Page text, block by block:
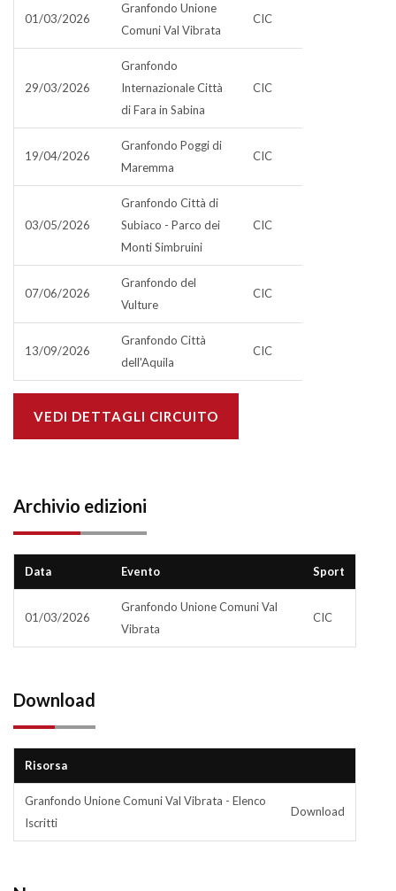
01/03/2026
Granfondo Unione
Comuni Val Vibrata
CIC
29/03/2026
Granfondo
Internazionale Città
di Fara in Sabina
CIC
19/04/2026
Granfondo Poggi di
Maremma
CIC
03/05/2026
Granfondo Città di
Subiaco - Parco dei
Monti Simbruini
CIC
07/06/2026
Granfondo del
Vulture
CIC
13/09/2026
Granfondo Città
dell'Aquila
CIC
VEDI DETTAGLI CIRCUITO
Archivio edizioni
Data Evento Sport
01/03/2026
Granfondo Unione Comuni Val
Vibrata
CIC
Download
Risorsa
Granfondo Unione Comuni Val Vibrata - Elenco
Iscritti
Download